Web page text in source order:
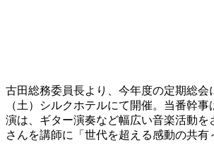
古田総務委員長より、今年度の定期総会
（土）シルクホテルにて開催。当番幹
演は、ギター演奏など幅広い音楽活動を
さんを講師に「世代を超える感動の共有